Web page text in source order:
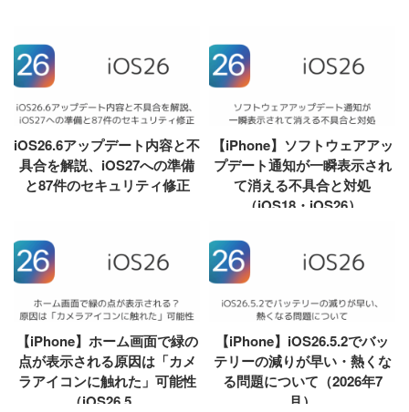
iOS26.6アップデート内容と不
具合を解説、iOS27への準備
と87件のセキュリティ修正
【iPhone】ソフトウェアアッ
プデート通知が一瞬表示され
て消える不具合と対処
（iOS18・iOS26）
【iPhone】ホーム画面で緑の
点が表示される原因は「カメ
ラアイコンに触れた」可能性
（iOS26.5....
【iPhone】iOS26.5.2でバッ
テリーの減りが早い・熱くな
る問題について（2026年7
月）